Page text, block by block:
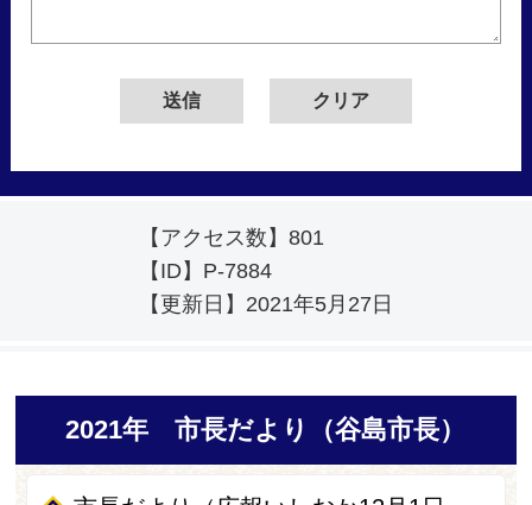
【アクセス数】 801
【ID】 P-7884
【更新日】 2021年5月27日
2021年 市長だより（谷島市長）